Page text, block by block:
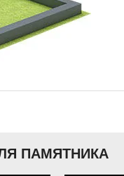
ПАМЯТНИКА